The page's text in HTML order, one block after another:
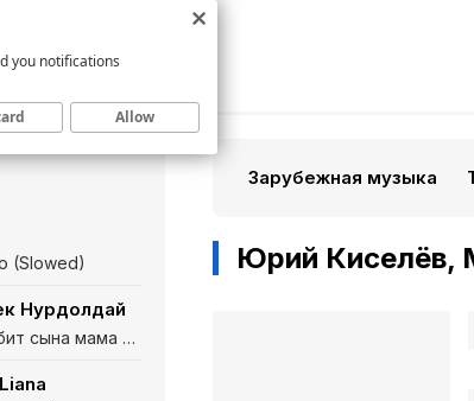
(Slowed)
Нурдолдай
Мама любит сына мама любит дочь (Полная версия)
Зарубежная музыка
Юрий Киселёв,
you notifications
Allow